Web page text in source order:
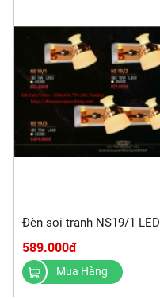
Đèn soi tranh NS19/1 LED
589.000đ
Mua Hàng